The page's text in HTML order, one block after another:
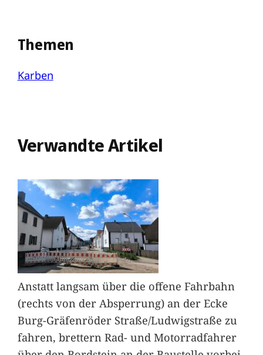
Themen
Karben
Verwandte Artikel
Anstatt langsam über die offene Fahrbahn
(rechts von der Absperrung) an der Ecke
Burg-Gräfenröder Straße/Ludwigstraße zu
fahren, brettern Rad- und Motorradfahrer